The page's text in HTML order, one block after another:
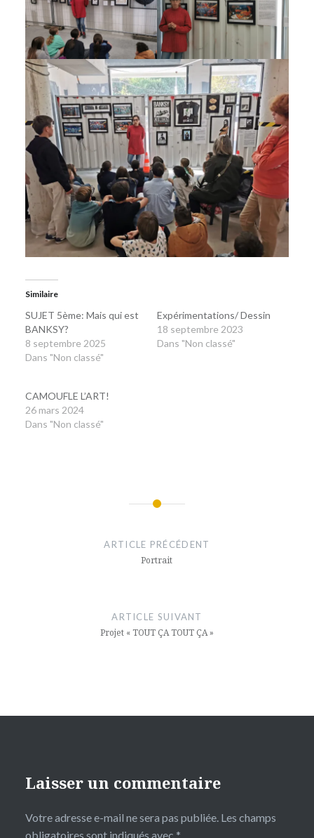
Similaire
SUJET 5ème: Mais qui est
BANKSY?
8 septembre 2025
Dans "Non classé"
Expérimentations/ Dessin
18 septembre 2023
Dans "Non classé"
CAMOUFLE L’ART!
26 mars 2024
Dans "Non classé"
ARTICLE PRÉCÉDENT
Portrait
ARTICLE SUIVANT
Projet « TOUT ÇA TOUT ÇA »
Laisser un commentaire
Votre adresse e-mail ne sera pas publiée. Les champs
obligatoires sont indiqués avec *